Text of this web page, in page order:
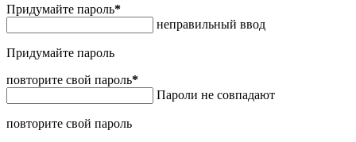
Придумайте пароль*
неправильный ввод
Придумайте пароль
повторите свой пароль*
Пароли не совпадают
повторите свой пароль